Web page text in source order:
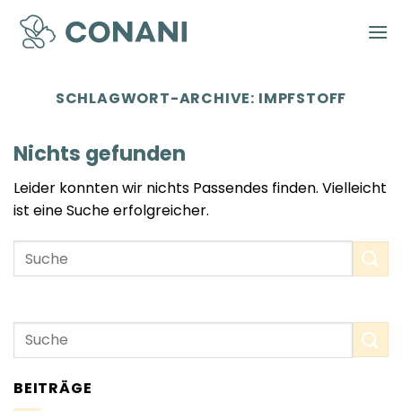
Zum
Inhalt
springen
SCHLAGWORT-ARCHIVE: IMPFSTOFF
Nichts gefunden
Leider konnten wir nichts Passendes finden. Vielleicht
ist eine Suche erfolgreicher.
BEITRÄGE